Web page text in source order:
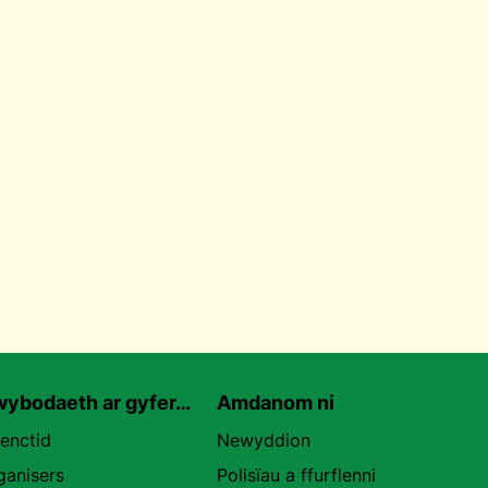
ar gyfer… Amdanom ni
Newyddion
Polisïau a ffurflenni